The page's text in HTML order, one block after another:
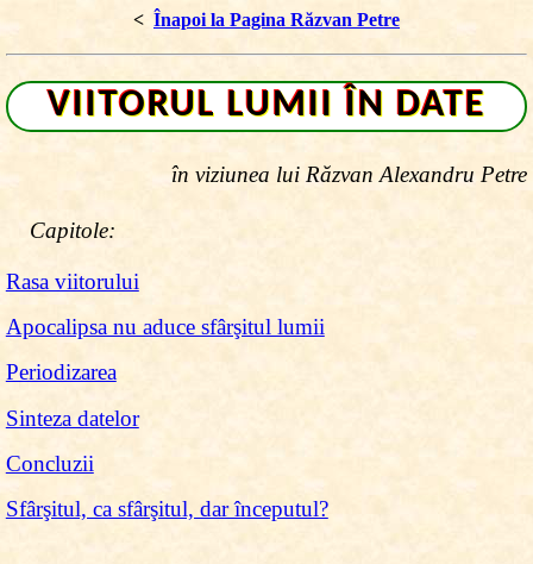
< Înapoi la Pagina Răzvan Petre
VIITORUL LUMII ÎN DATE
în viziunea lui Răzvan Alexandru Petre
Capitole:
Rasa viitorului
Apocalipsa nu aduce sfârşitul lumii
Periodizarea
Sinteza datelor
Concluzii
Sfârşitul, ca sfârşitul, dar începutul?